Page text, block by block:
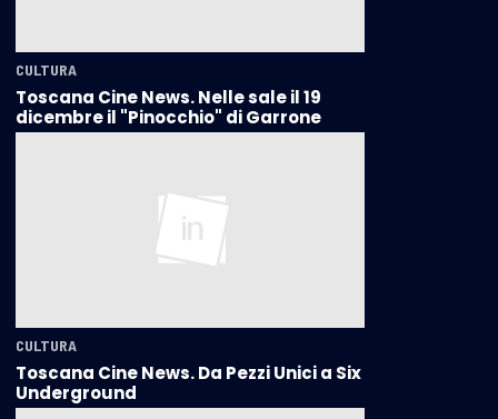
CULTURA
Toscana Cine News. Nelle sale il 19
dicembre il "Pinocchio" di Garrone
CULTURA
Toscana Cine News. Da Pezzi Unici a Six
Underground